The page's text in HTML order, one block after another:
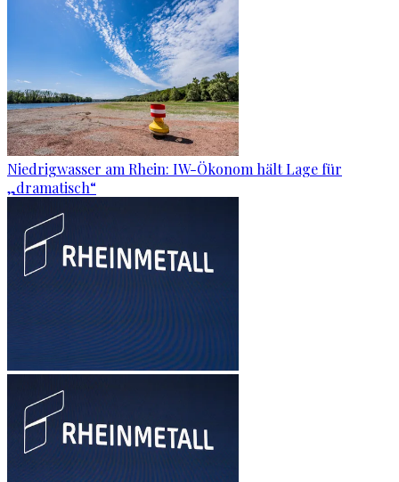
Niedrigwasser am Rhein: IW-Ökonom hält Lage für
„dramatisch“